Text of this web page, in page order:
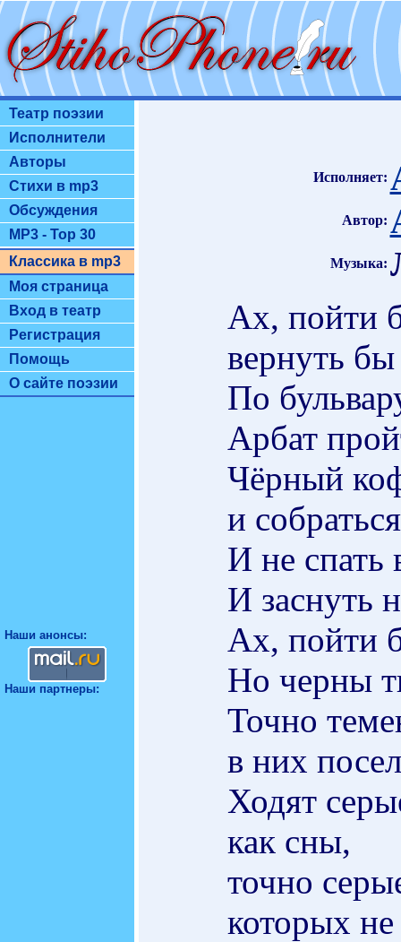
Театр поэзии
Исполнители
Авторы
Стихи в mp3
Обсуждения
MP3 - Top 30
Классика в mp3
Моя страница
Вход в театр
Регистрация
Помощь
О сайте поэзии
Наши анонсы:
Наши партнеры:
Исполняет:
Автор:
Музыка:
Ах, пойти
вернуть
По
Арбат
Чёрный
и
И не спать
И заснуть
Ах, пойти
Но черны
Точно
в них
Ходят
как сны,
точно
которых